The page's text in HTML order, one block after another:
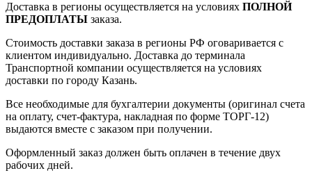
Доставка в регионы осуществляется на условиях ПОЛНОЙ
ПРЕДОПЛАТЫ заказа.
Стоимость доставки заказа в регионы РФ оговаривается с
клиентом индивидуально. Доставка до терминала
Транспортной компании осуществляется на условиях
доставки по городу Казань.
Все необходимые для бухгалтерии документы (оригинал счета
на оплату, счет-фактура, накладная по форме ТОРГ-12)
выдаются вместе с заказом при получении.
Оформленный заказ должен быть оплачен в течение двух
рабочих дней.